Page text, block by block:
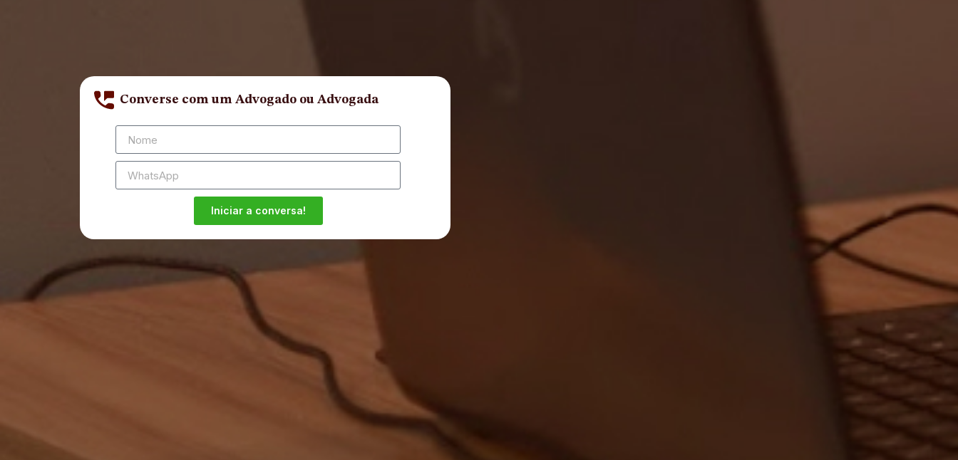
Converse com um Advogado ou Advogada
Iniciar a conversa!